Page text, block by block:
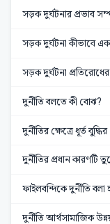
সড়ক দুর্ঘটনার প্রভাব
সড়ক দুর্ঘটনা কীভাবে
সড়ক দুর্ঘটনা
দুর্নীতি বলতে কী বোঝ?
দুর্নীতির ক্ষেত্রে ধূর্ত
দুর্নীতির প্রধান কারণটি
ফাইলবন্দিকে দুর্নীতি
দুর্নীতি আর্থসামাজিক